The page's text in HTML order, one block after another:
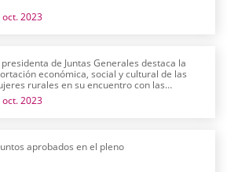
oct. 2023
presidenta de Juntas Generales destaca la
económica, social y cultural de las
rurales en su encuentro con las
de Desarrollo del territorio
oct. 2023
aprobados en el pleno